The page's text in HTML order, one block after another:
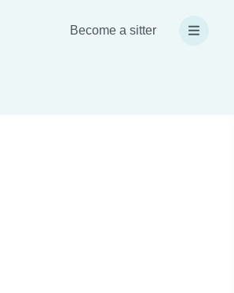
Become a sitter